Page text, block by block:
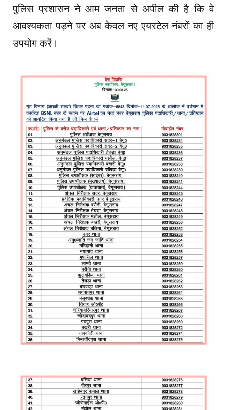
पुलिस प्रशासन ने आम जनता से अपील की है कि वे
आवश्यकता पड़ने पर अब केवल नए एयरटेल नंबरों का ही
उपयोग करें।